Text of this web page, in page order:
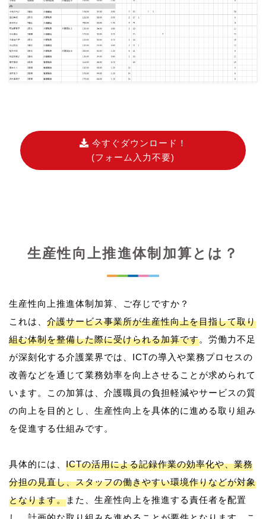
今すぐダウンロード！
(フォーム入力不要)
生産性向上推進体制加算とは？
生産性向上推進体制加算、ご存じですか？
これは、 介護サービス事業所が生産性向上を目指して取り
組む体制を整備した際に受けられる加算です。労働力不足
が深刻化する介護業界では、ICTの導入や業務プロセスの
改善などを通じて業務効率を向上させることが求められて
います。この加算は、介護職員の負担軽減やサービスの質
の向上を目的とし、生産性向上を具体的に進める取り組み
を促進する仕組みです。
具体的には、 ICTの活用による記録作業の効率化や、業務
分担の見直し、スタッフの働きやすい環境作りなどが対象
となります。また、生産性向上を推進する責任者を配置